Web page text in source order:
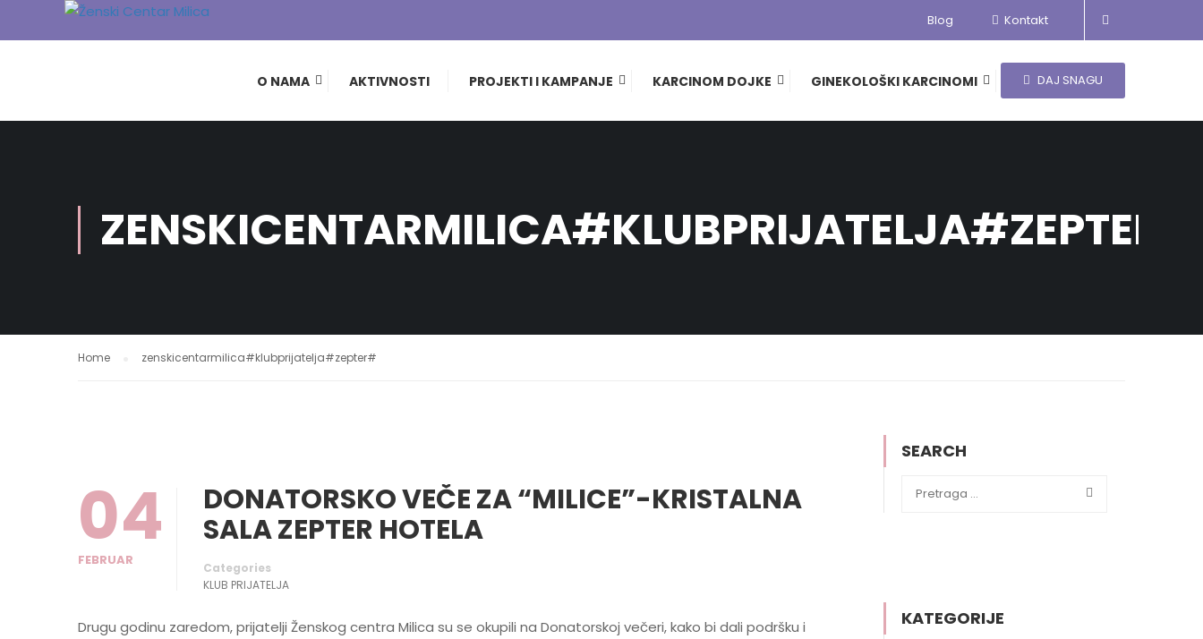
Blog Kontakt
O NAMA AKTIVNOSTI PROJEKTI I KAMPANJE KARCINOM DOJKE GINEKOLOŠKI KARCINOMI DAJ SNAGU
ZENSKICENTARMILICA#KLUBPRIJATELJA#ZEPTER#
Home zenskicentarmilica#klubprijatelja#zepter#
04
FEBRUAR
DONATORSKO VEČE ZA “MILICE”-KRISTALNA
SALA ZEPTER HOTELA
Categories
KLUB PRIJATELJA
Drugu godinu zaredom, prijatelji Ženskog centra Milica su se okupili na Donatorskoj večeri, kako bi dali podršku i
SEARCH
KATEGORIJE